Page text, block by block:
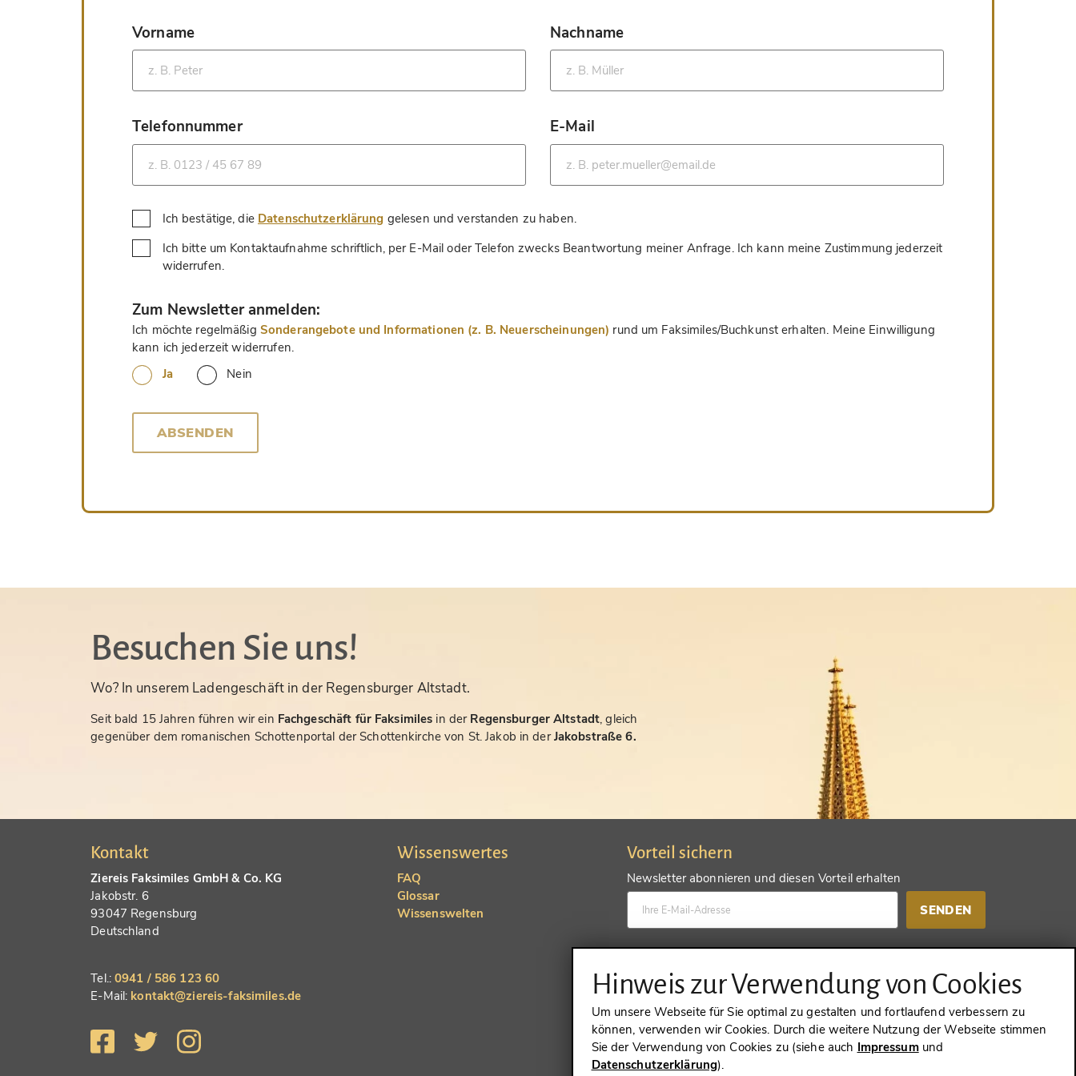
Vorname
*
Nachname
*
Telefonnummer
*
E-Mail
*
Ich bestätige, die Datenschutzerklärung gelesen und verstanden zu haben.
Ich bitte um Kontaktaufnahme schriftlich, per E-Mail oder Telefon zwecks Beantwortung meiner Anfrage. Ich kann meine Zustimmung jederzeit
widerrufen.
Zum Newsletter anmelden:
Ich möchte regelmäßig Sonderangebote und Informationen (z. B. Neuerscheinungen) rund um Faksimiles/Buchkunst erhalten. Meine Einwilligung
kann ich jederzeit widerrufen.
Ja
Nein
ABSENDEN
Besuchen Sie uns!
Wo? In unserem Ladengeschäft in der Regensburger Altstadt.
Seit bald 15 Jahren führen wir ein Fachgeschäft für Faksimiles in der Regensburger Altstadt, gleich
gegenüber dem romanischen Schottenportal der Schottenkirche von St. Jakob in derJakobstraße 6.
Kontakt
Ziereis Faksimiles GmbH & Co. KG
Jakobstr. 6
93047 Regensburg
Deutschland
Tel.:0941 / 586 123 60
E-Mail: kontakt@ziereis-faksimiles.de
Wissenswertes
FAQ
Glossar
Wissenswelten
Vorteil sichern
Newsletter abonnieren und diesen Vorteil erhalten
SENDEN
SENDEN
VERTRAG WIDERRUFEN
Hinweis zur Verwendung von Cookies
Um unsere Webseite für Sie optimal zu gestalten und fortlaufend verbessern zu
können, verwenden wir Cookies. Durch die weitere Nutzung der Webseite stimmen
Sie der Verwendung von Cookies zu (siehe auch Impressumund
Datenschutzerklärung).